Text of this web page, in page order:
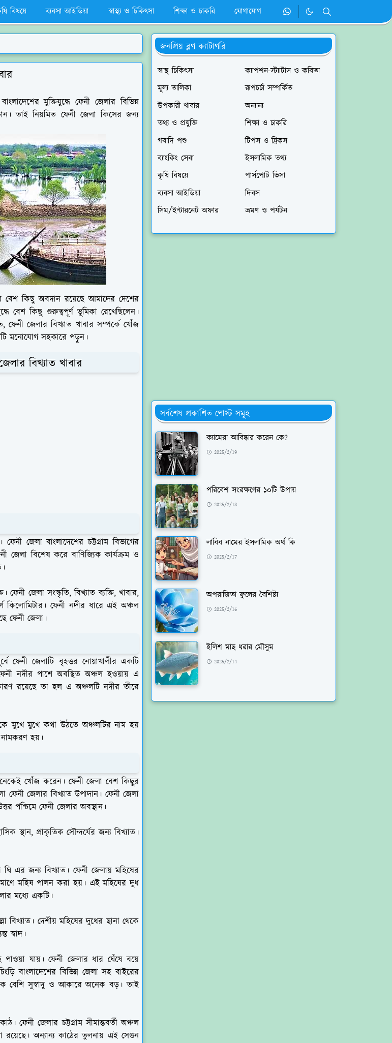
বিষয়ে ব্যবসা আইডিয়া স্বাস্থ্য ও চিকিৎসা শিক্ষা ও চাকরি যোগাযোগ
মুক্তিযুদ্ধে ফেনী জেলার বিভিন্ন
তাই নিয়মিত ফেনী জেলা কিসের জন্য
বেশ কিছু অবদান রয়েছে আমাদের দেশের
বেশ কিছু গুরুত্বপূর্ণ ভূমিকা রেখেছিলেন।
জেলার বিখ্যাত খাবার সম্পর্কে খোঁজ
মনোযোগ সহকারে পড়ুন।
বিখ্যাত খাবার
জেলা বাংলাদেশের চট্টগ্রাম বিভাগের
জেলা বিশেষ করে বাণিজ্যিক কার্যক্রম ও
জেলা সংস্কৃতি, বিখ্যাত ব্যক্তি, খাবার,
ফেনী নদীর ধারে এই অঞ্চল
ফেনী জেলা।
ফেনী জেলাটি বৃহত্তর নোয়াখালীর একটি
নদীর পাশে অবস্থিত অঞ্চল হওয়ায় এ
রয়েছে তা হল এ অঞ্চলটি নদীর তীরে
মুখে মুখে কথা উঠতে অঞ্চলটির নাম হয়
হয়।
খোঁজ করেন। ফেনী জেলা বেশ কিছুর
জেলার বিখ্যাত উপাদান। ফেনী জেলা
পশ্চিমে ফেনী জেলার অবস্থান।
স্থান, প্রাকৃতিক সৌন্দর্যের জন্য বিখ্যাত।
এর জন্য বিখ্যাত। ফেনী জেলায় মহিষের
মহিষ পালন করা হয়। এই মহিষের দুধ
মধ্যে একটি।
বিখ্যাত। দেশীয় মহিষের দুধের ছানা থেকে
স্বাদ।
যায়। ফেনী জেলার ধার ঘেঁষে বয়ে
বাংলাদেশের বিভিন্ন জেলা সহ বাইরের
বেশি সুস্বাদু ও আকারে অনেক বড়। তাই
ফেনী জেলার চট্টগ্রাম সীমান্তবর্তী অঞ্চল
রয়েছে। অন্যান্য কাঠের তুলনায় এই সেগুন
জনপ্রিয় ব্লগ ক্যাটাগরি
স্বাস্থ চিকিৎসা
ক্যাপশন-স্ট্যাটাস ও কবিতা
মূল্য তালিকা
রূপচর্চা সম্পর্কিত
উপকারী খাবার
অন্যান্য
তথ্য ও প্রযুক্তি
শিক্ষা ও চাকরি
গবাদি পশু
টিপস ও ট্রিকস
ব্যাংকিং সেবা
ইসলামিক তথ্য
কৃষি বিষয়ে
পার্সপোট ভিসা
ব্যবসা আইডিয়া
দিবস
সিম/ইন্টারনেট অফার
ভ্রমণ ও পর্যটন
সর্বশেষ প্রকাশিত পোস্ট সমূহ
ক্যামেরা আবিষ্কার করেন কে?
2025/2/19
পরিবেশ সংরক্ষণের ১০টি উপায়
2025/2/18
লাবিব নামের ইসলামিক অর্থ কি
2025/2/17
অপরাজিতা ফুলের বৈশিষ্ট্য
2025/2/16
ইলিশ মাছ ধরার মৌসুম
2025/2/14